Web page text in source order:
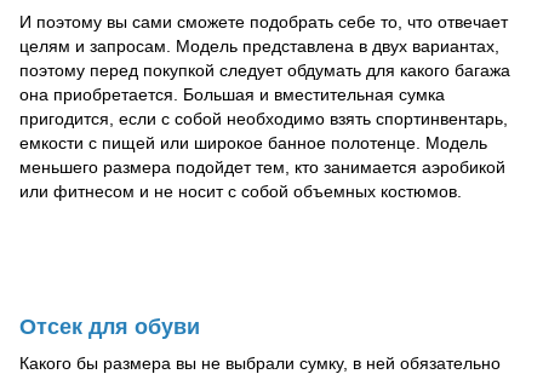
И поэтому вы сами сможете подобрать себе то, что отвечает
целям и запросам. Модель представлена в двух вариантах,
поэтому перед покупкой следует обдумать для какого багажа
она приобретается. Большая и вместительная сумка
пригодится, если с собой необходимо взять спортинвентарь,
емкости с пищей или широкое банное полотенце. Модель
меньшего размера подойдет тем, кто занимается аэробикой
или фитнесом и не носит с собой объемных костюмов.
Отсек для обуви
Какого бы размера вы не выбрали сумку, в ней обязательно